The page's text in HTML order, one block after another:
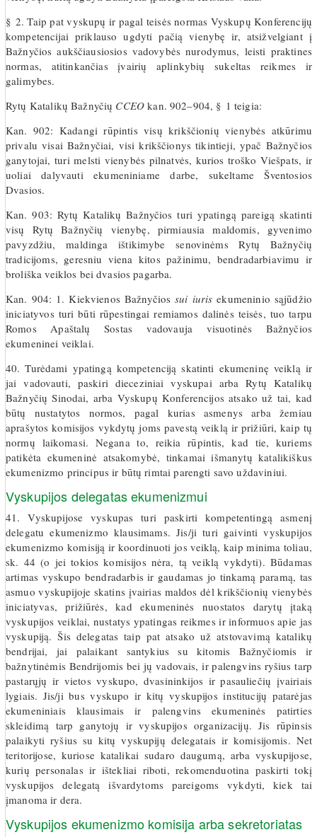
§ 2. Taip pat vyskupų ir pagal teisės normas Vyskupų Konferencijų
kompetencijai priklauso ugdyti pačią vienybę ir, atsižvelgiant į
Bažnyčios aukščiausiosios vadovybės nurodymus, leisti praktines
normas, atitinkančias įvairių aplinkybių sukeltas reikmes ir
galimybes.
Rytų Katalikų Bažnyčių CCEO kan. 902–904, § 1 teigia:
Kan. 902: Kadangi rūpintis visų krikščionių vienybės atkūrimu
privalu visai Bažnyčiai, visi krikščionys tikintieji, ypač Bažnyčios
ganytojai, turi melsti vienybės pilnatvės, kurios troško Viešpats, ir
uoliai dalyvauti ekumeniniame darbe, sukeltame Šventosios
Dvasios.
Kan. 903: Rytų Katalikų Bažnyčios turi ypatingą pareigą skatinti
visų Rytų Bažnyčių vienybę, pirmiausia maldomis, gyvenimo
pavyzdžiu, maldinga ištikimybe senovinėms Rytų Bažnyčių
tradicijoms, geresniu viena kitos pažinimu, bendradarbiavimu ir
broliška veiklos bei dvasios pagarba.
Kan. 904: 1. Kiekvienos Bažnyčiossui iuris ekumeninio sąjūdžio
iniciatyvos turi būti rūpestingai remiamos dalinės teisės, tuo tarpu
Romos Apaštalų Sostas vadovauja visuotinės Bažnyčios
ekumeninei veiklai.
40. Turėdami ypatingą kompetenciją skatinti ekumeninę veiklą ir
jai vadovauti, paskiri dieceziniai vyskupai arba Rytų Katalikų
Bažnyčių Sinodai, arba Vyskupų Konferencijos atsako už tai, kad
būtų nustatytos normos, pagal kurias asmenys arba žemiau
aprašytos komisijos vykdytų joms pavestą veiklą ir prižiūri, kaip tų
normų laikomasi. Negana to, reikia rūpintis, kad tie, kuriems
patikėta ekumeninė atsakomybė, tinkamai išmanytų katalikiškus
ekumenizmo principus ir būtų rimtai parengti savo uždaviniui.
Vyskupijos delegatas ekumenizmui
41. Vyskupijose vyskupas turi paskirti kompetentingą asmenį
delegatu ekumenizmo klausimams. Jis/ji turi gaivinti vyskupijos
ekumenizmo komisiją ir koordinuoti jos veiklą, kaip minima toliau,
sk. 44 (o jei tokios komisijos nėra, tą veiklą vykdyti). Būdamas
artimas vyskupo bendradarbis ir gaudamas jo tinkamą paramą, tas
asmuo vyskupijoje skatins įvairias maldos dėl krikščionių vienybės
iniciatyvas, prižiūrės, kad ekumeninės nuostatos darytų įtaką
vyskupijos veiklai, nustatys ypatingas reikmes ir informuos apie jas
vyskupiją. Šis delegatas taip pat atsako už atstovavimą katalikų
bendrijai, jai palaikant santykius su kitomis Bažnyčiomis ir
bažnytinėmis Bendrijomis bei jų vadovais, ir palengvins ryšius tarp
pastarųjų ir vietos vyskupo, dvasininkijos ir pasauliečių įvairiais
lygiais. Jis/ji bus vyskupo ir kitų vyskupijos institucijų patarėjas
ekumeniniais klausimais ir palengvins ekumeninės patirties
skleidimą tarp ganytojų ir vyskupijos organizacijų. Jis rūpinsis
palaikyti ryšius su kitų vyskupijų delegatais ir komisijomis. Net
teritorijose, kuriose katalikai sudaro daugumą, arba vyskupijose,
kurių personalas ir ištekliai riboti, rekomenduotina paskirti tokį
vyskupijos delegatą išvardytoms pareigoms vykdyti, kiek tai
įmanoma ir dera.
Vyskupijos ekumenizmo komisija arba sekretoriatas